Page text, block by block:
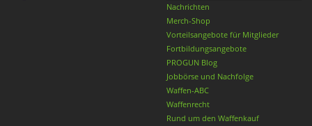
Nachrichten
Merch-Shop
Vorteilsangebote für Mitglieder
Fortbildungsangebote
PROGUN Blog
Jobbörse und Nachfolge
Waffen-ABC
Waffenrecht
Rund um den Waffenkauf